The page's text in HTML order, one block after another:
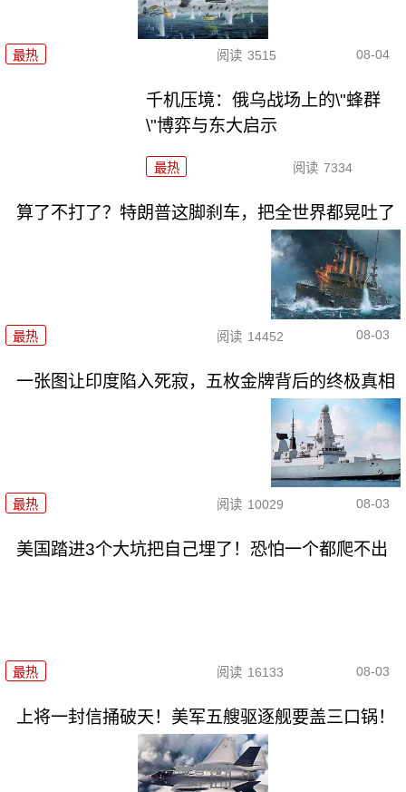
最热 阅读 3515 08-04
千机压境：俄乌战场上的\"蜂群
\"博弈与东大启示
最热 阅读 7334
算了不打了？特朗普这脚刹车，把全世界都晃吐了
最热 阅读 14452 08-03
一张图让印度陷入死寂，五枚金牌背后的终极真相
最热 阅读 10029 08-03
美国踏进3个大坑把自己埋了！恐怕一个都爬不出
最热 阅读 16133 08-03
上将一封信捅破天！美军五艘驱逐舰要盖三口锅！